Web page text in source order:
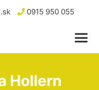
0915 950 055
Hollern